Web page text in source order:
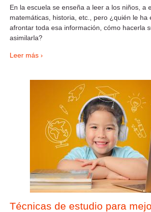
En la escuela se enseña a leer a los niños, a
matemáticas, historia, etc., pero ¿quién le ha
afrontar toda esa información, cómo hacerla
asimilarla?
Leer más ›
Técnicas de estudio para